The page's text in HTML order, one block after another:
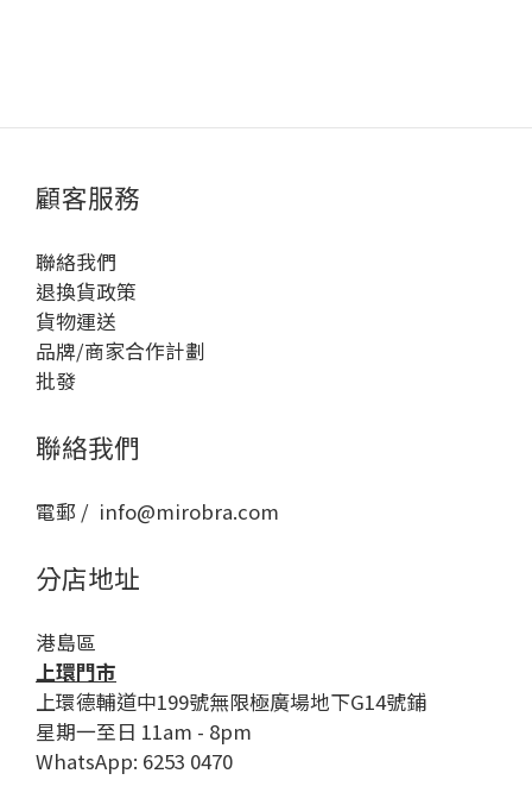
顧客服務
聯絡我們
退換貨政策
貨物運送
品牌/商家合作計劃
批發
聯絡我們
電郵 / info@mirobra.com
分店地址
港島區
上環門市
上環德輔道中199號無限極廣場地下G14號鋪
星期一至日 11am - 8pm
WhatsApp: 6253 0470